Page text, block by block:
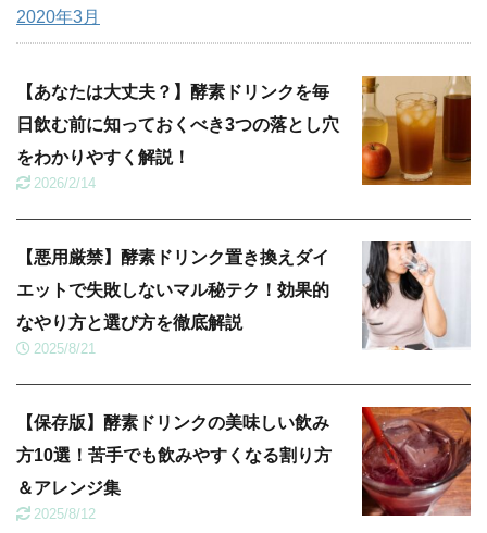
2020年3月
【あなたは大丈夫？】酵素ドリンクを毎
日飲む前に知っておくべき3つの落とし穴
をわかりやすく解説！
2026/2/14
【悪用厳禁】酵素ドリンク置き換えダイ
エットで失敗しないマル秘テク！効果的
なやり方と選び方を徹底解説
2025/8/21
【保存版】酵素ドリンクの美味しい飲み
方10選！苦手でも飲みやすくなる割り方
＆アレンジ集
2025/8/12